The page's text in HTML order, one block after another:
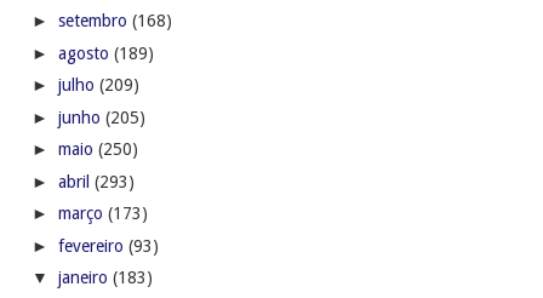
► setembro (168)
► agosto (189)
► julho (209)
► junho (205)
► maio (250)
► abril (293)
► março (173)
► fevereiro (93)
▼ janeiro (183)